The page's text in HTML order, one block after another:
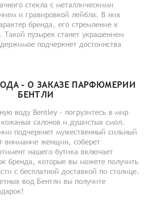
стекла с металлическими
и гравировкой лейбла. В них
бренда, его стремление к
Такой пузырек станет украшением
подчеркнет достоинства
– О ЗАКАЗЕ ПАРФЮМЕРИИ
БЕНТЛИ
воду Bentley – погрузитесь в мир
салонов и душистых смол.
подчеркнет мужественный сильный
внимание женщин, соберет
нашего бутика включает
бренда, которые вы можете получить
с бесплатной доставкой по столице.
вод Бентли вы получите